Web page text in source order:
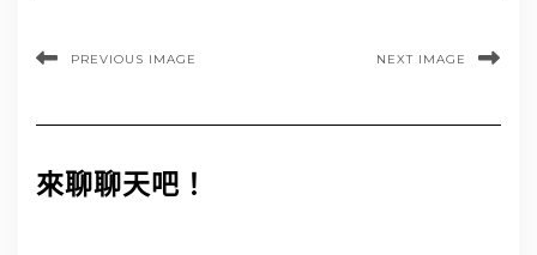
PREVIOUS IMAGE NEXT IMAGE
來聊聊天吧！